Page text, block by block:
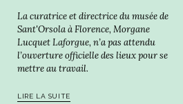
La curatrice et directrice du musée de
Sant'Orsola à Florence, Morgane
Lucquet Laforgue, n’a pas attendu
l’ouverture officielle des lieux pour se
mettre au travail.
LIRE LA SUITE